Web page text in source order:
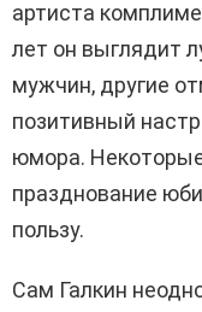
артиста
лет он выглядит
мужчин, другие
позитивный
юмора.
празднование
пользу.
Сам Галкин